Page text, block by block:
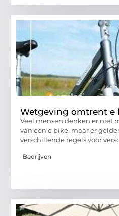
Wetgeving omtrent e
Veel mensen denken er niet
van een e bike, maar er
verschillende regels voor
Bedrijven